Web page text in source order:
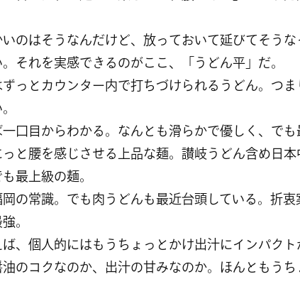
のはそうなんだけど、放っておいて延びてそう
それを実感できるのがここ、「うどん平」だ。
っとカウンター内で打ちづけられるうどん。つ
口目からわかる。なんとも滑らかで優しく、で
と腰を感じさせる上品な麺。讃岐うどん含め日
最上級の麺。
の常識。でも肉うどんも最近台頭している。折
。
、個人的にはもうちょっとかけ出汁にインパク
のコクなのか、出汁の甘みなのか。ほんともうち